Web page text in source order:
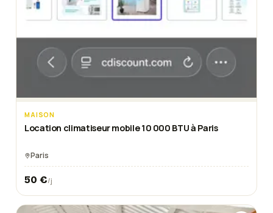
MAISON
Location climatiseur mobile 10 000 BTU à Paris
Paris
50 €/j